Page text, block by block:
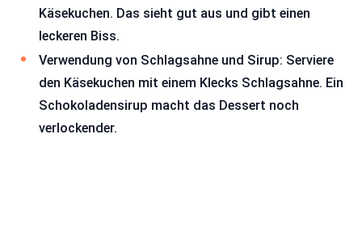
Käsekuchen. Das sieht gut aus und gibt einen
leckeren Biss.
Verwendung von Schlagsahne und Sirup: Serviere
den Käsekuchen mit einem Klecks Schlagsahne. Ein
Schokoladensirup macht das Dessert noch
verlockender.